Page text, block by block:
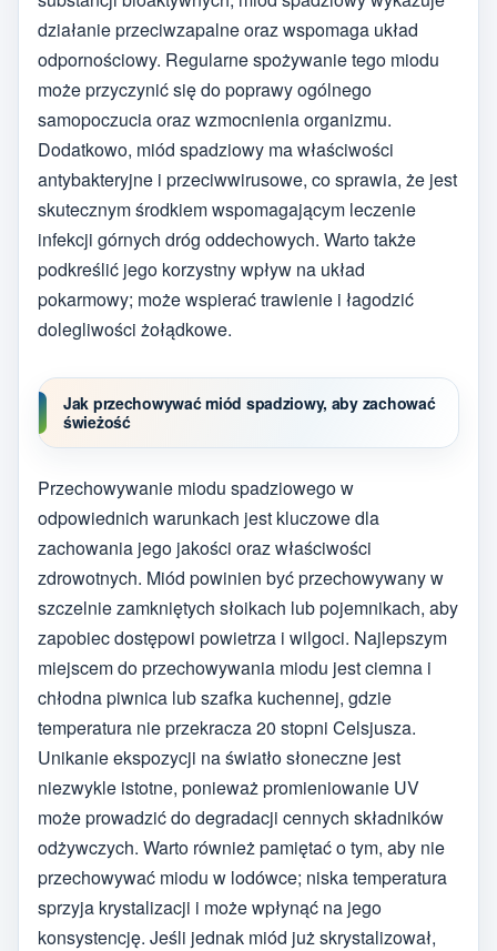
działanie przeciwzapalne oraz wspomaga układ
odpornościowy. Regularne spożywanie tego miodu
może przyczynić się do poprawy ogólnego
samopoczucia oraz wzmocnienia organizmu.
Dodatkowo, miód spadziowy ma właściwości
antybakteryjne i przeciwwirusowe, co sprawia, że jest
skutecznym środkiem wspomagającym leczenie
infekcji górnych dróg oddechowych. Warto także
podkreślić jego korzystny wpływ na układ
pokarmowy; może wspierać trawienie i łagodzić
dolegliwości żołądkowe.
Jak przechowywać miód spadziowy, aby zachować
świeżość
Przechowywanie miodu spadziowego w
odpowiednich warunkach jest kluczowe dla
zachowania jego jakości oraz właściwości
zdrowotnych. Miód powinien być przechowywany w
szczelnie zamkniętych słoikach lub pojemnikach, aby
zapobiec dostępowi powietrza i wilgoci. Najlepszym
miejscem do przechowywania miodu jest ciemna i
chłodna piwnica lub szafka kuchennej, gdzie
temperatura nie przekracza 20 stopni Celsjusza.
Unikanie ekspozycji na światło słoneczne jest
niezwykle istotne, ponieważ promieniowanie UV
może prowadzić do degradacji cennych składników
odżywczych. Warto również pamiętać o tym, aby nie
przechowywać miodu w lodówce; niska temperatura
sprzyja krystalizacji i może wpłynąć na jego
konsystencję. Jeśli jednak miód już skrystalizował,